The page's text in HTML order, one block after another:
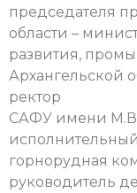
председателя
области –
развития,
Архангельской
ректор
САФУ имени
горнорудная
руководитель